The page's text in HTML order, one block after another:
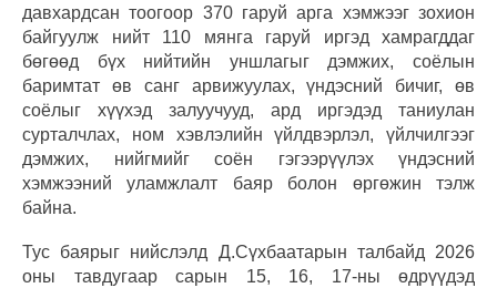
давхардсан тоогоор 370 гаруй арга хэмжээг зохион
байгуулж нийт 110 мянга гаруй иргэд хамрагддаг
бөгөөд бүх нийтийн уншлагыг дэмжих, соёлын
баримтат өв санг арвижуулах, үндэсний бичиг, өв
соёлыг хүүхэд залуучууд, ард иргэдэд таниулан
сурталчлах, ном хэвлэлийн үйлдвэрлэл, үйлчилгээг
дэмжих, нийгмийг соён гэгээрүүлэх үндэсний
хэмжээний уламжлалт баяр болон өргөжин тэлж
байна.
Тус баярыг нийслэлд Д.Сүхбаатарын талбайд 2026
оны тавдугаар сарын 15, 16, 17-ны өдрүүдэд